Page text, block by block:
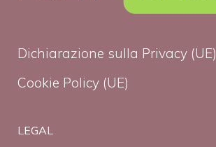
Dichiarazione sulla Privacy (UE)
Cookie Policy (UE)
LEGAL